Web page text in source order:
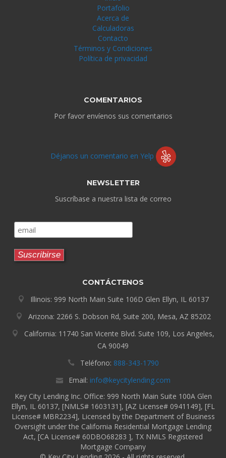
Portafolio
Acerca de
Calculadoras
Contacto
Términos y Condiciones
Política de privacidad
COMENTARIOS
Por favor envíenos sus comentarios
Déjanos un comentario en Yelp
NEWSLETTER
Suscríbase a nuestra lista de correo
CONTÁCTENOS
Illinois: 999 North Main Suite 106D Glen Ellyn, IL 60137
Arizona: 2266 S. Dobson Rd, Suite 200, Mesa, AZ 85202
California: 11740 San Vicente Blvd. Suite 109, Los Angeles,
CA 90049
Teléfono: 888-343-1790
Email: info@keycitylending.com
Key City Lending Inc. Office: 999 North Main Suite 100A Glen
Ellyn, IL 60137, [NMLS# 1603131], [AZ License# 0941149], [FL
License# MBR2234], Licensed by the Department of Business
Oversight under the California Residential Mortgage Lending
Act, [CA License# 60DBO68283 ], TX NMLS Registered
Mortgage Company